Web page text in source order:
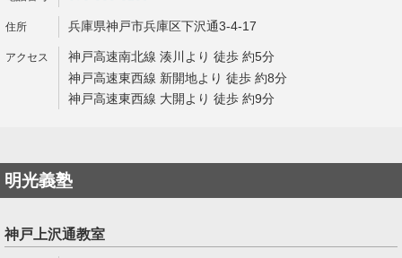
兵庫県神戸市兵庫区下沢通3-4-17
神戸高速南北線 湊川より 徒歩 約5分
神戸高速東西線 新開地より 徒歩 約8分
神戸高速東西線 大開より 徒歩 約9分
明光義塾
神戸上沢通教室